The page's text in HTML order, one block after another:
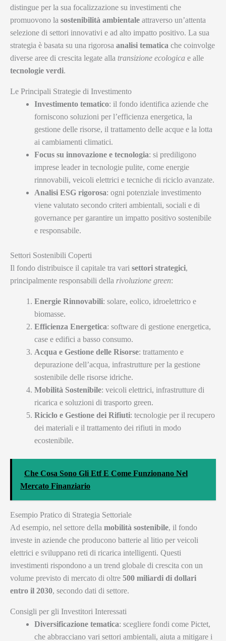
distingue per la sua focalizzazione su investimenti che
promuovono la sostenibilità ambientale attraverso un’attenta
selezione di settori innovativi e ad alto impatto positivo. La sua
strategia è basata su una rigorosa analisi tematica che coinvolge
diverse aree di crescita legate alla transizione ecologica e alle
tecnologie verdi.
Le Principali Strategie di Investimento
Investimento tematico: il fondo identifica aziende che
forniscono soluzioni per l’efficienza energetica, la
gestione delle risorse, il trattamento delle acque e la lotta
ai cambiamenti climatici.
Focus su innovazione e tecnologia: si prediligono
imprese leader in tecnologie pulite, come energie
rinnovabili, veicoli elettrici e tecniche di riciclo avanzate.
Analisi ESG rigorosa: ogni potenziale investimento
viene valutato secondo criteri ambientali, sociali e di
governance per garantire un impatto positivo sostenibile
e responsabile.
Settori Sostenibili Coperti
Il fondo distribuisce il capitale tra vari settori strategici,
principalmente responsabili della rivoluzione green:
Energie Rinnovabili: solare, eolico, idroelettrico e
biomasse.
Efficienza Energetica: software di gestione energetica,
case e edifici a basso consumo.
Acqua e Gestione delle Risorse: trattamento e
depurazione dell’acqua, infrastrutture per la gestione
sostenibile delle risorse idriche.
Mobilità Sostenibile: veicoli elettrici, infrastrutture di
ricarica e soluzioni di trasporto green.
Riciclo e Gestione dei Rifiuti: tecnologie per il recupero
dei materiali e il trattamento dei rifiuti in modo
ecostenibile.
Che Cosa Sono Gli Etf E Come Funzionano Nel
Mercato Finanziario
Esempio Pratico di Strategia Settoriale
Ad esempio, nel settore della mobilità sostenibile, il fondo
investe in aziende che producono batterie al litio per veicoli
elettrici e sviluppano reti di ricarica intelligenti. Questi
investimenti rispondono a un trend globale di crescita con un
volume previsto di mercato di oltre 500 miliardi di dollari
entro il 2030, secondo dati di settore.
Consigli per gli Investitori Interessati
Diversificazione tematica: scegliere fondi come Pictet,
che abbracciano vari settori ambientali, aiuta a mitigare i